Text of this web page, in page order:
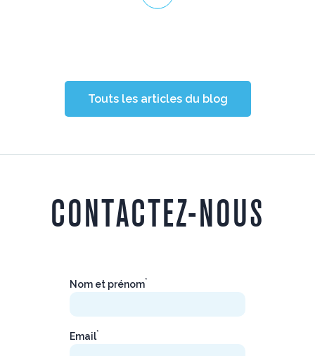
Touts les articles du blog
CONTACTEZ-NOUS
Nom et prénom*
Email*